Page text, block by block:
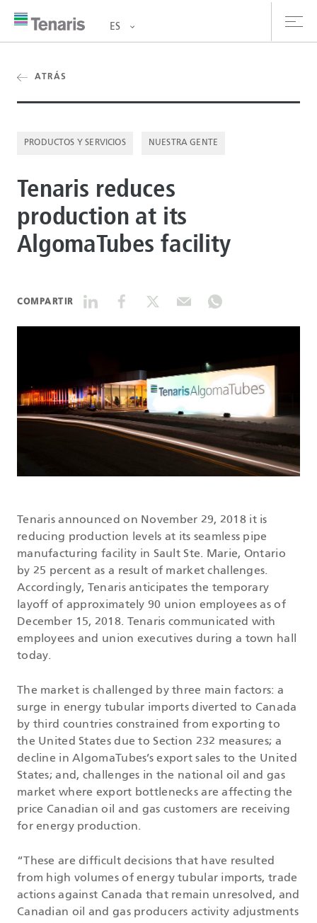
y Servicios
de prensa
SEARCH
ES
ATRÁS
PRODUCTOS Y SERVICIOS NUESTRA GENTE
Tenaris reduces
production at its
AlgomaTubes facility
COMPARTIR
Tenaris announced on November 29, 2018 it is
reducing production levels at its seamless pipe
manufacturing facility in Sault Ste. Marie, Ontario
by 25 percent as a result of market challenges.
Accordingly, Tenaris anticipates the temporary
layoff of approximately 90 union employees as of
December 15, 2018. Tenaris communicated with
employees and union executives during a town hall
today.
The market is challenged by three main factors: a
surge in energy tubular imports diverted to Canada
by third countries constrained from exporting to
the United States due to Section 232 measures; a
decline in AlgomaTubes’s export sales to the United
States; and, challenges in the national oil and gas
market where export bottlenecks are affecting the
price Canadian oil and gas customers are receiving
for energy production.
“These are difficult decisions that have resulted
from high volumes of energy tubular imports, trade
actions against Canada that remain unresolved, and
Canadian oil and gas producers activity adjustments